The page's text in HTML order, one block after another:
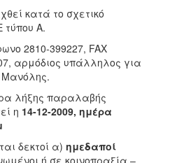
κατά το σχετικό
τύπου Α.
2810-399227, FAX
αρμόδιος υπάλληλος για
Μανόλης.
λήξης παραλαβής
η 14-12-2009, ημέρα
δεκτοί α) ημεδαποί
ή σε κοινοπραξία –